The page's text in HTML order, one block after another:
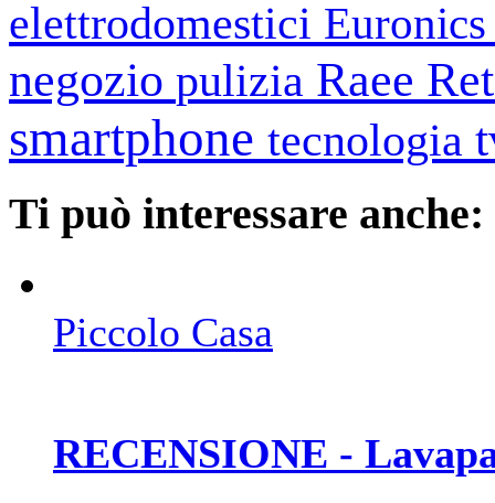
elettrodomestici
negozio pulizia Raee
smartphone tecnologia
Ti può interessare anche:
Piccolo Casa
RECENSIONE -